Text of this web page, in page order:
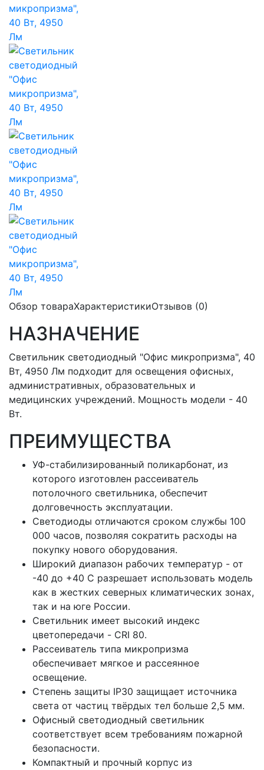
Обзор товараХарактеристикиОтзывов (0)
НАЗНАЧЕНИЕ
Светильник светодиодный "Офис микропризма", 40
Вт, 4950 Лм подходит для освещения офисных,
административных, образовательных и
медицинских учреждений. Мощность модели - 40
Вт.
ПРЕИМУЩЕСТВА
УФ-стабилизированный поликарбонат, из
которого изготовлен рассеиватель
потолочного светильника, обеспечит
долговечность эксплуатации.
Светодиоды отличаются сроком службы 100
000 часов, позволяя сократить расходы на
покупку нового оборудования.
Широкий диапазон рабочих температур - от
-40 до +40 С разрешает использовать модель
как в жестких северных климатических зонах,
так и на юге России.
Светильник имеет высокий индекс
цветопередачи - CRI 80.
Рассеиватель типа микропризма
обеспечивает мягкое и рассеянное
освещение.
Степень защиты IP30 защищает источника
света от частиц твёрдых тел больше 2,5 мм.
Офисный светодиодный светильник
соответствует всем требованиям пожарной
безопасности.
Компактный и прочный корпус из